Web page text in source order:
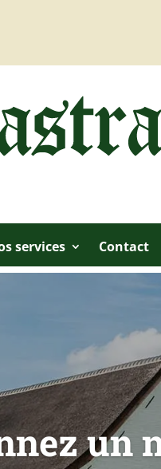
services Contact
un